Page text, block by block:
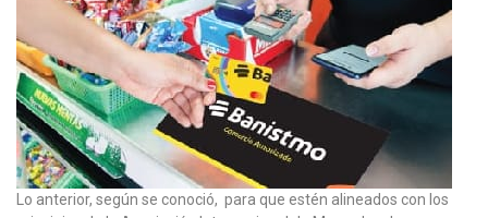
Lo anterior, según se conoció, para que estén alineados con los